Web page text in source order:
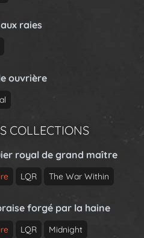
raies
ouvrière
COLLECTIONS
royal de grand maître
LQR The War Within
forgé par la haine
LQR Midnight